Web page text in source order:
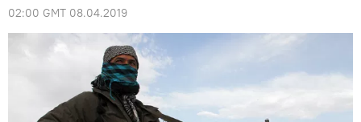
02:00 GMT 08.04.2019